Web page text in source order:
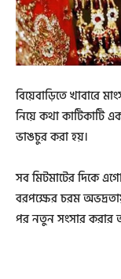
বিয়েবাড়িতে খাবারে
নিয়ে কথা কাটিকাটি এক
ভাঙচুর করা হয়।
সব মিটমাটের দিকে
বরপক্ষের চরম
পর নতুন সংসার করার